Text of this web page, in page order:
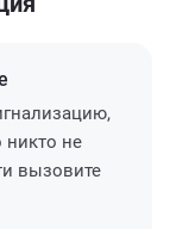
никто не
вызовите